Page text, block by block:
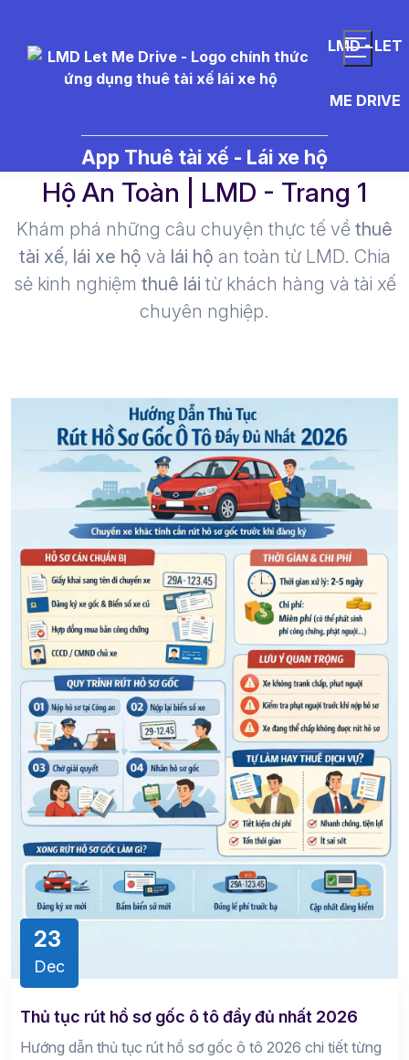
LMD - LET
ME DRIVE
App Thuê tài xế - Lái xe hộ
bán xe ô tô - Thuê Tài Xế Lái Xe
Hộ An Toàn | LMD - Trang 1​
Khám phá những câu chuyện thực tế về thuê
tài xế, lái xe hộ và lái hộ an toàn từ LMD. Chia
sẻ kinh nghiệm thuê lái từ khách hàng và tài xế
chuyên nghiệp.
23
Dec
Thủ tục rút hồ sơ gốc ô tô đầy đủ nhất 2026
Hướng dẫn thủ tục rút hồ sơ gốc ô tô 2026 chi tiết từng